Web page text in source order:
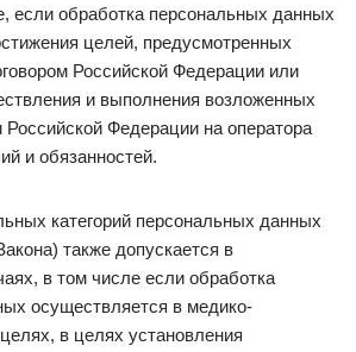
если обработка персональных данных
целей, предусмотренных
Российской Федерации или
и выполнения возложенных
Российской Федерации на оператора
и обязанностей.
категорий персональных данных
также допускается в
в том числе если обработка
осуществляется в медико-
в целях установления